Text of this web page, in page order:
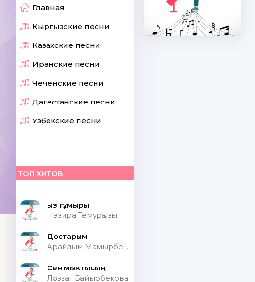
Главная
Кыргызские песни
Казахские песни
Иранские песни
Чеченские песни
Дагестанские песни
Узбекские песни
ТОП ХИТОВ
Қыз ғұмыры
Назира Темурқызы
Достарым
Арайлым Мамырбекқызы
Сен мықтысың
Ләззат Байырбекова